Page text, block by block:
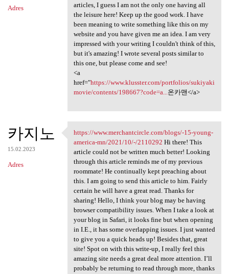
Adres
articles, I guess I am not the only one having all
the leisure here! Keep up the good work. I have
been meaning to write something like this on my
website and you have given me an idea. I am very
impressed with your writing I couldn't think of this,
but it's amazing! I wrote several posts similar to
this one, but please come and see!
<a
href="https://www.klusster.com/portfolios/sukiyaki
movie/contents/198667?code=a...온카맨</a>
카지노
15.02.2023
Adres
https://www.merchantcircle
https://www.merchantcircle.com/blogs/-15-young-
america-mn/2021/10/-/2110292 Hi there! This
article could not be written much better! Looking
through this article reminds me of my previous
roommate! He continually kept preaching about
this. I am going to send this article to him. Fairly
certain he will have a great read. Thanks for
sharing! Hello, I think your blog may be having
browser compatibility issues. When I take a look at
your blog in Safari, it looks fine but when opening
in I.E., it has some overlapping issues. I just wanted
to give you a quick heads up! Besides that, great
site! Spot on with this write-up, I really feel this
amazing site needs a great deal more attention. I’ll
probably be returning to read through more, thanks